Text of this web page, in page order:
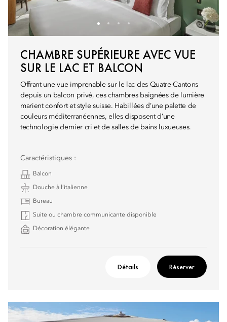
CHAMBRE SUPÉRIEURE AVEC VUE
SUR LE LAC ET BALCON
Offrant une vue imprenable sur le lac des Quatre-Cantons
depuis un balcon privé, ces chambres baignées de lumière
marient confort et style suisse. Habillées d’une palette de
couleurs méditerranéennes, elles disposent d’une
technologie dernier cri et de salles de bains luxueuses.
Caractéristiques :
Balcon
Douche à l’italienne
Bureau
Suite ou chambre communicante disponible
Décoration élégante
Détails Réserver